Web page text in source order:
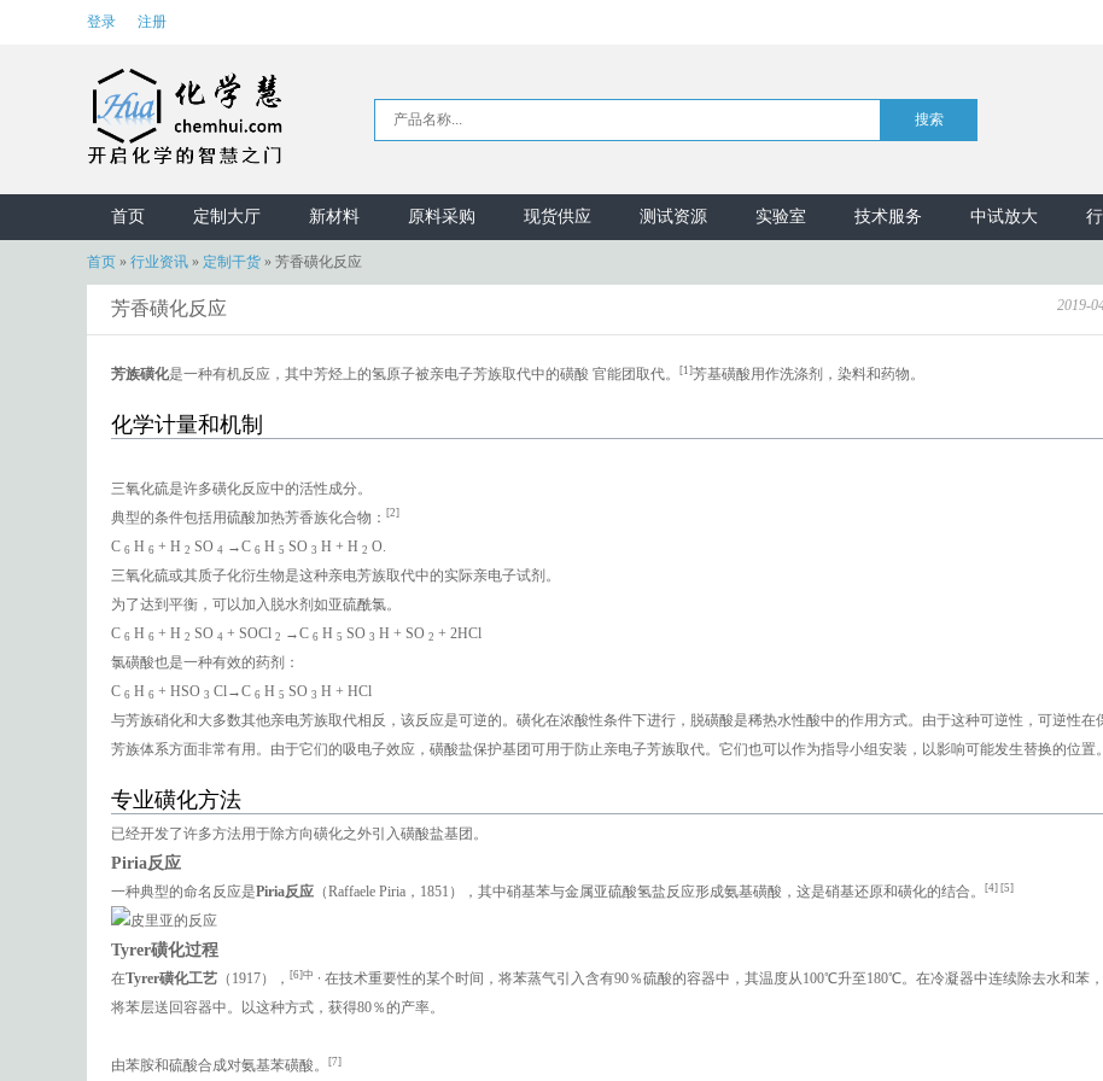
登录 注册
首页 定制大厅 新材料 原料采购 现货供应 测试资源 实验室 技术服务 中试放大
首页 » 行业资讯 » 定制干货 » 芳香磺化反应
芳香磺化反应 2019-
芳族磺化是一种有机反应，其中芳烃上的氢原子被亲电子芳族取代中的磺酸 官能团取代。 [1]芳基磺酸用作洗涤剂，染料和药物。
化学计量和机制
三氧化硫是许多磺化反应中的活性成分。
典型的条件包括用硫酸加热芳香族化合物： [2]
C 6 H 6 + H 2 SO 4 →C 6 H 5 SO 3 H + H 2 O.
三氧化硫或其质子化衍生物是这种亲电芳族取代中的实际亲电子试剂。
为了达到平衡，可以加入脱水剂如亚硫酰氯。
C 6 H 6 + H 2 SO 4 + SOCl 2 →C 6 H 5 SO 3 H + SO 2 + 2HCl
氯磺酸也是一种有效的药剂：
C 6 H 6 + HSO 3 Cl→C 6 H 5 SO 3 H + HCl
与芳族硝化和大多数其他亲电芳族取代相反，该反应是可逆的。磺化在浓酸性条件下进行，脱磺酸是稀热水性酸中的作用方式。由于这种可逆性，可逆性在
芳族体系方面非常有用。由于它们的吸电子效应，磺酸盐保护基团可用于防止亲电子芳族取代。它们也可以作为指导小组安装，以影响可能发生替换的位置。
专业磺化方法
已经开发了许多方法用于除方向磺化之外引入磺酸盐基团。
Piria反应
一种典型的命名反应是Piria反应 （Raffaele Piria，1851），其中硝基苯与金属亚硫酸氢盐反应形成氨基磺酸，这是硝基还原和磺化的结合。 [4] [5]
Tyrer磺化过程
在Tyrer磺化工艺 （1917）， [6]中， 在技​​术重要性的某个时间，将苯蒸气引入含有90％硫酸的容器中，其温度从100℃升至180℃。在冷凝器中连续除去水和苯
将苯层送回容器中。以这种方式，获得80％的产率。
由苯胺和硫酸合成对氨基苯磺酸。 [7]